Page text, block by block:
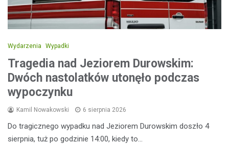
Wydarzenia Wypadki
Tragedia nad Jeziorem Durowskim:
Dwóch nastolatków utonęło podczas
wypoczynku
Kamil Nowakowski 6 sierpnia 2026
Do tragicznego wypadku nad Jeziorem Durowskim doszło 4
sierpnia, tuż po godzinie 14:00, kiedy to…